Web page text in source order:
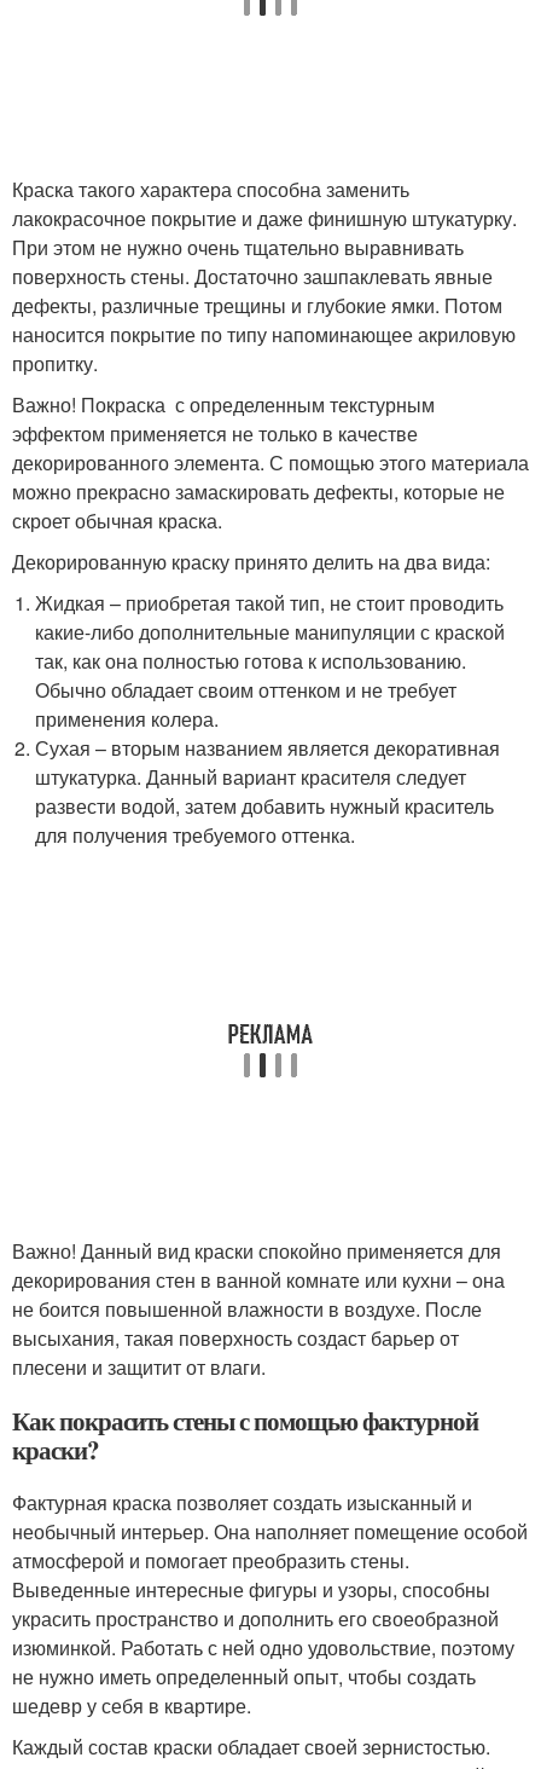
Краска такого характера способна заменить
лакокрасочное покрытие и даже финишную штукатурку.
При этом не нужно очень тщательно выравнивать
поверхность стены. Достаточно зашпаклевать явные
дефекты, различные трещины и глубокие ямки. Потом
наносится покрытие по типу напоминающее акриловую
пропитку.
Важно! Покраска с определенным текстурным
эффектом применяется не только в качестве
декорированного элемента. С помощью этого материала
можно прекрасно замаскировать дефекты, которые не
скроет обычная краска.
Декорированную краску принято делить на два вида:
Жидкая – приобретая такой тип, не стоит проводить
какие-либо дополнительные манипуляции с краской
так, как она полностью готова к использованию.
Обычно обладает своим оттенком и не требует
применения колера.
Сухая – вторым названием является декоративная
штукатурка. Данный вариант красителя следует
развести водой, затем добавить нужный краситель
для получения требуемого оттенка.
Важно! Данный вид краски спокойно применяется для
декорирования стен в ванной комнате или кухни – она
не боится повышенной влажности в воздухе. После
высыхания, такая поверхность создаст барьер от
плесени и защитит от влаги.
Как покрасить стены с помощью фактурной
краски?
Фактурная краска позволяет создать изысканный и
необычный интерьер. Она наполняет помещение особой
атмосферой и помогает преобразить стены.
Выведенные интересные фигуры и узоры, способны
украсить пространство и дополнить его своеобразной
изюминкой. Работать с ней одно удовольствие, поэтому
не нужно иметь определенный опыт, чтобы создать
шедевр у себя в квартире.
Каждый состав краски обладает своей зернистостью.